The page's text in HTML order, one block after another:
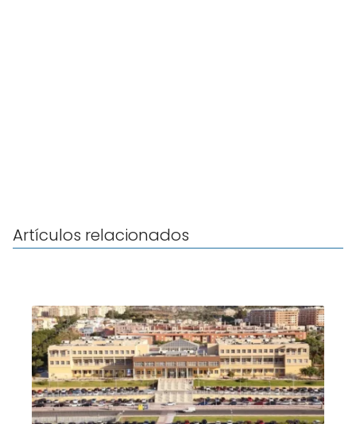
Artículos relacionados